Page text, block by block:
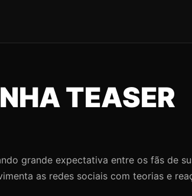
TEASER
grande expectativa entre os fãs de
as redes sociais com teorias e